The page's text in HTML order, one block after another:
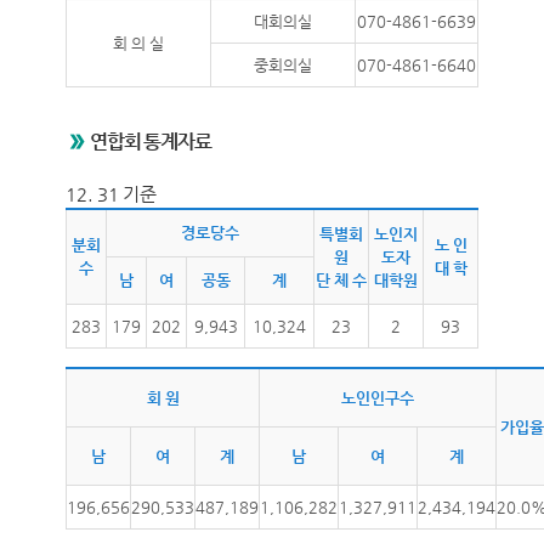
회 의 실
대회의실 070-4861-6639
중회의실 070-4861-6640
연합회 통계자료
12. 31 기준
분회
수
경로당수
특별회
원
단 체 수
노인지
도자
대학원
노 인
대 학
남 여 공동 계
283 179 202 9,943 10,324 23 2 93
회 원
노인인구수
가입율
남
여 계 남 여 계
196,656 290,533487,189 1,106,282 1,327,911 2,434,194